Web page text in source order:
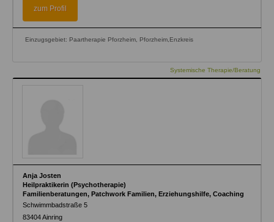
zum Profil
Einzugsgebiet: Paartherapie Pforzheim, Pforzheim,Enzkreis
Systemische Therapie/Beratung
Anja Josten
Heilpraktikerin (Psychotherapie)
Familienberatungen, Patchwork Familien, Erziehungshilfe, Coaching
Schwimmbadstraße 5
83404Ainring